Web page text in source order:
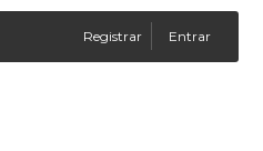
Registrar Entrar